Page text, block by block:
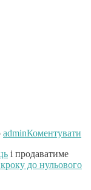
adminКоментувати
і продаватиме
до нульового